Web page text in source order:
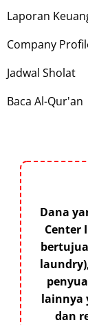
Laporan
Company
Jadwal Sholat
Baca Al-Qur'an
Dana
Center
lainnya
dan